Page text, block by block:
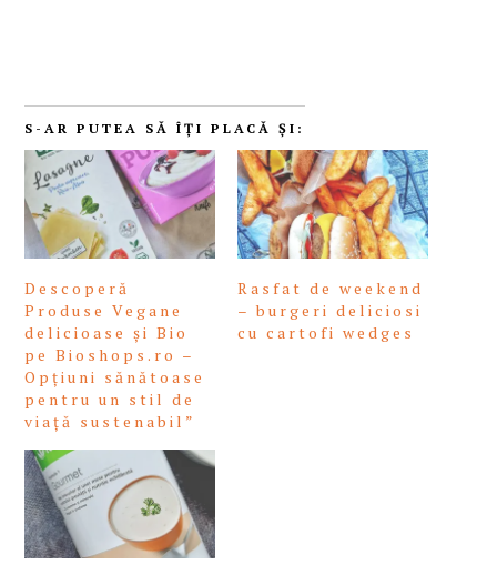
S-AR PUTEA SĂ ÎȚI PLACĂ ȘI:
Descoperă
Produse Vegane
delicioase și Bio
pe Bioshops.ro –
Opțiuni sănătoase
pentru un stil de
viață sustenabil”
Rasfat de weekend
– burgeri deliciosi
cu cartofi wedges